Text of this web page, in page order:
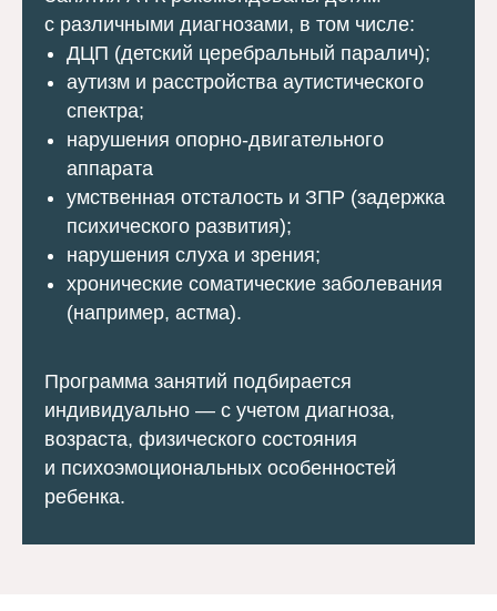
с различными диагнозами, в том числе:
ДЦП (детский церебральный паралич);
аутизм и расстройства аутистического
спектра;
нарушения опорно-двигательного
аппарата
умственная отсталость и ЗПР (задержка
психического развития);
нарушения слуха и зрения;
хронические соматические заболевания
(например, астма).
Программа занятий подбирается
индивидуально — с учетом диагноза,
возраста, физического состояния
и психоэмоциональных особенностей
ребенка.